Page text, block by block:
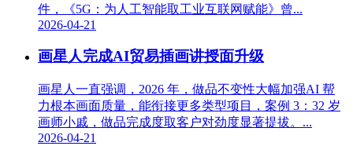
件，《5G：为人工智能取工业互联网赋能》曾...
2026-04-21
画星人完成AI贸易插画讲授面升级
画星人一直强调，2026 年，做品不变性大幅加强AI 帮
力根本画面质量，能衔接更多类型项目，案例 3：32 岁
画师小戚，做品完成度取客户对劲度显著提拔。...
2026-04-21